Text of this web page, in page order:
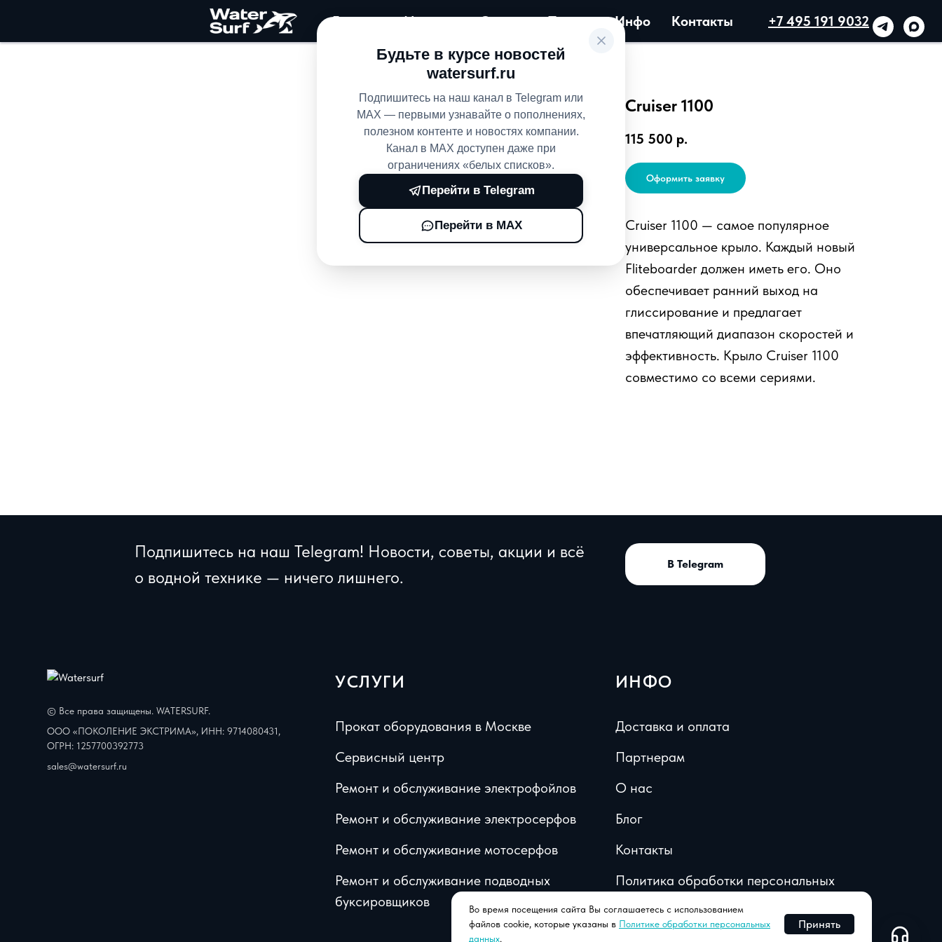
Главная Магазин Сервис Прокат Инфо Контакты +7 495 191 9032
Во время посещения сайта Вы соглашаетесь с использованием
файлов cookie, которые указаны в Политике обработки персональных
данных.
Принять
Будьте в курсе новостей
watersurf.ru
Подпишитесь на наш канал в Telegram или
MAX — первыми узнавайте о пополнениях,
полезном контенте и новостях компании.
Канал в MAX доступен даже при
ограничениях «белых списков».
Перейти в Telegram
Перейти в MAX
Cruiser 1100
115 500 р.
Оформить заявку
Cruiser 1100 — самое популярное
универсальное крыло. Каждый новый
Fliteboarder должен иметь его. Оно
обеспечивает ранний выход на
глиссирование и предлагает
впечатляющий диапазон скоростей и
эффективность. Крыло Cruiser 1100
совместимо со всеми сериями.
Подпишитесь на наш Telegram! Новости, советы, акции и всё
о водной технике — ничего лишнего.
В Telegram
© Все права защищены. WATERSURF.
ООО «ПОКОЛЕНИЕ ЭКСТРИМА», ИНН: 9714080431,
ОГРН: 1257700392773
sales@watersurf.ru
УСЛУГИ
Прокат оборудования в Москве
Сервисный центр
Ремонт и обслуживание электрофойлов
Ремонт и обслуживание электросерфов
Ремонт и обслуживание мотосерфов
Ремонт и обслуживание подводных
буксировщиков
ИНФО
Доставка и оплата
Партнерам
О нас
Блог
Контакты
Политика обработки персональных